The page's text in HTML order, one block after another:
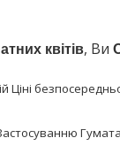
квітів, Ви
Ціні
Гумата